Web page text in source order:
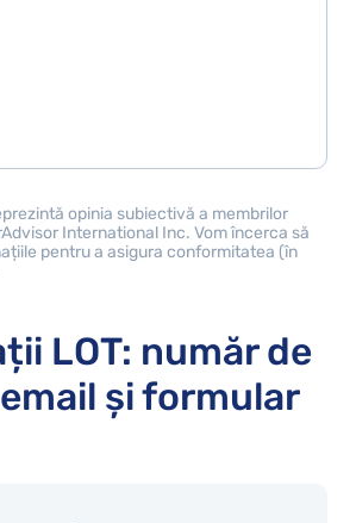
opinia subiectivă a membrilor
International Inc. Vom încerca să
pentru a asigura conformitatea (în
LOT: număr de
și formular